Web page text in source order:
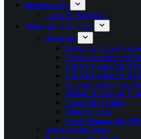
Beitragsarchiv
…aus der Werkstatt
Bilder aus Kaufungen
Bildarchiv
Bilder Lichterfest
Dampfbahneinsatz in
DBCD-Treffen 2013
DBCD-Treffen 2018
Diverses Kaufungen
Markus Bilderkiste
Ostern 2015 Bilder
Pfingsten 2014
Sonderfahrtage für
Bilder Quadrocopter